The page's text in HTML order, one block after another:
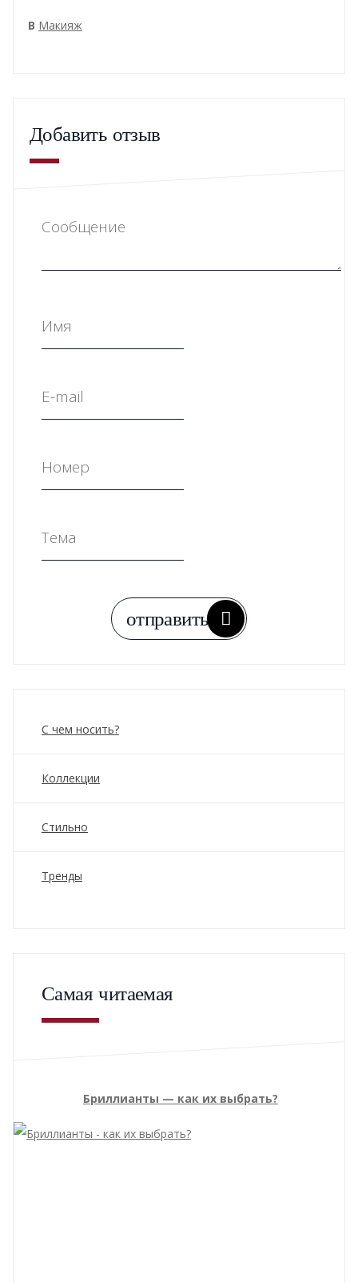
В Макияж
Добавить отзыв
С чем носить?
Коллекции
Стильно
Тренды
Самая читаемая
Бриллианты — как их выбрать?